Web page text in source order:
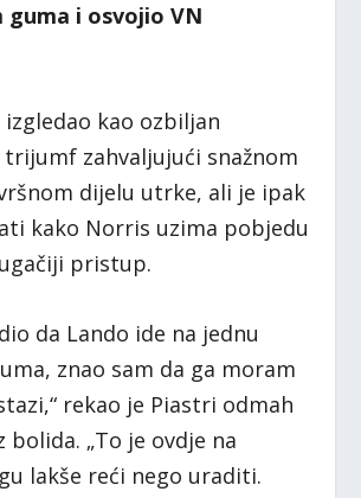
guma i osvojio VN
kao ozbiljan
trijumf zahvaljujući snažnom
dijelu utrke, ali je ipak
kako Norris uzima pobjedu
pristup.
da Lando ide na jednu
znao sam da ga moram
rekao je Piastri odmah
bolida. „To je ovdje na
lakše reći nego uraditi.